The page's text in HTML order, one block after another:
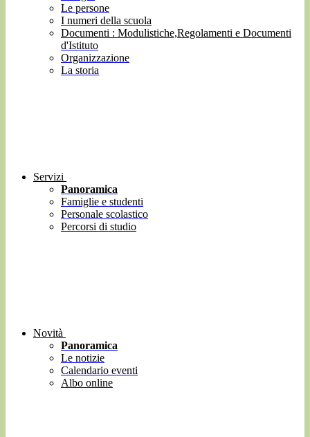
Le persone
I numeri della scuola
Documenti : Modulistiche,Regolamenti e Documenti
d'Istituto
Organizzazione
La storia
Servizi
Panoramica
Famiglie e studenti
Personale scolastico
Percorsi di studio
Novità
Panoramica
Le notizie
Calendario eventi
Albo online